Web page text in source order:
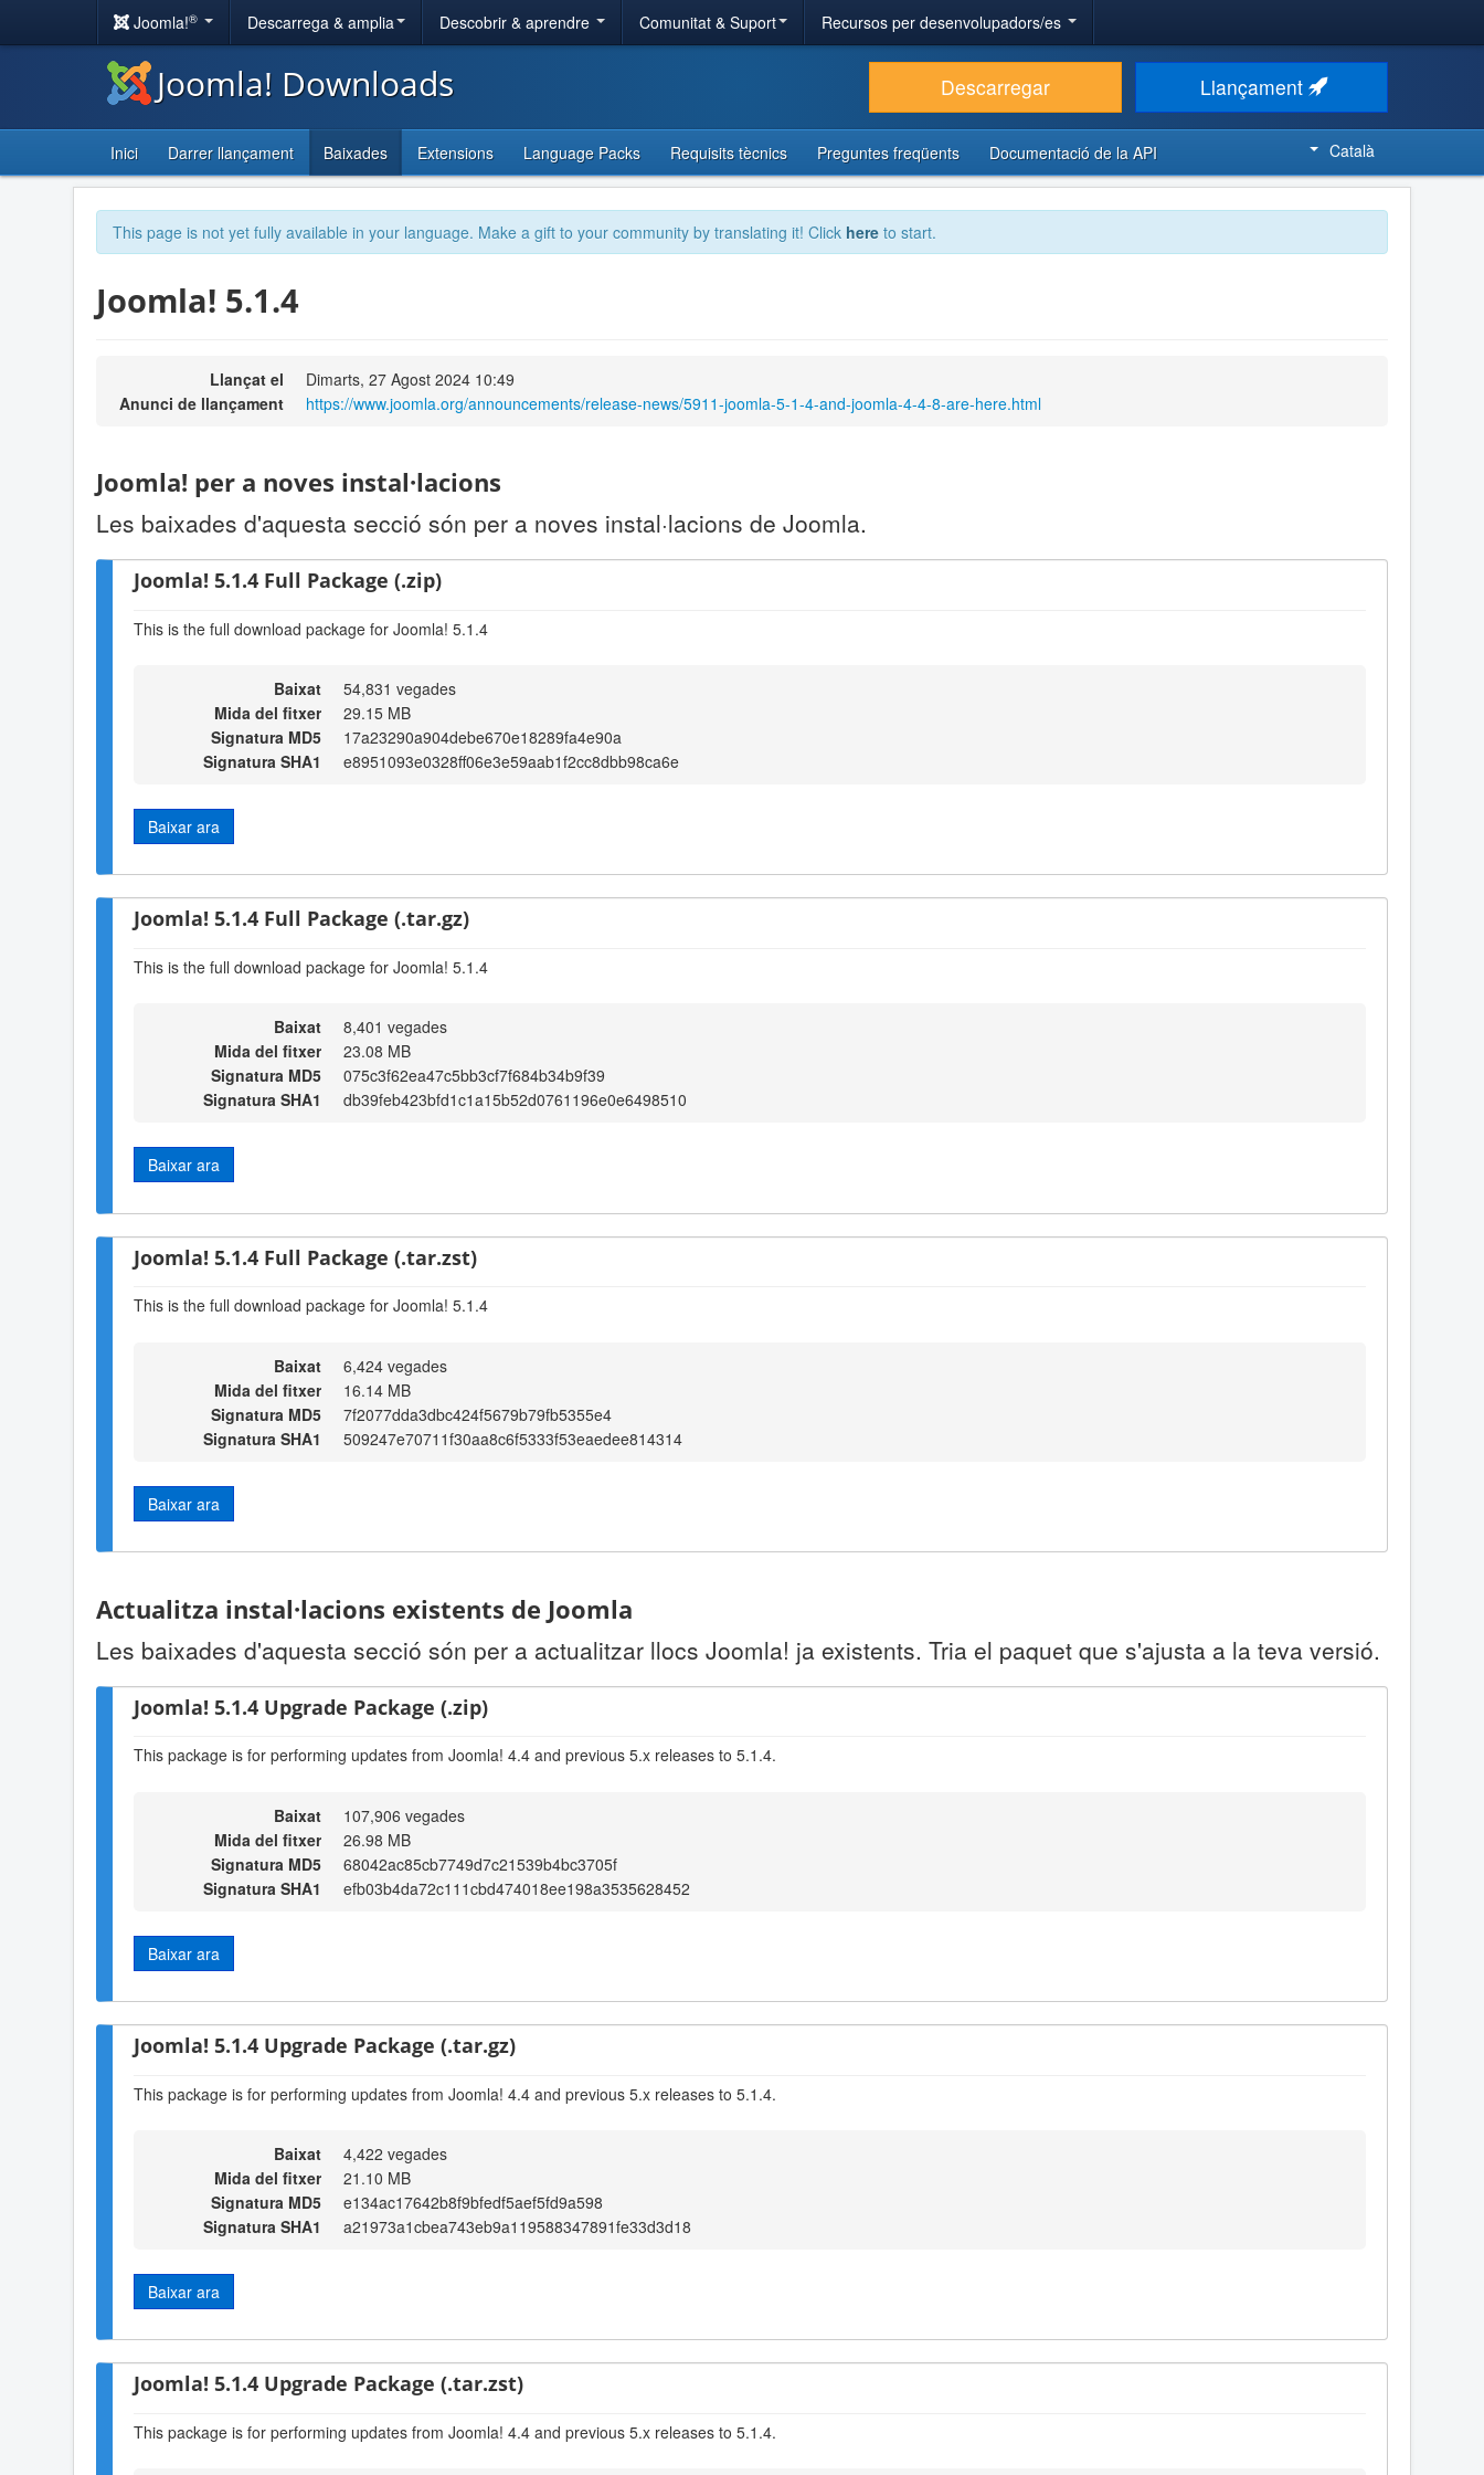
Joomla!® Descarrega & amplia Descobrir & aprendre Comunitat & Suport Recursos per desenvolupadors/es
Joomla! Downloads Descarregar Llançament
Inici Darrer llançament Baixades Extensions Language Packs Requisits tècnics Preguntes freqüents Documentació de la API Català
This page is not yet fully available in your language. Make a gift to your community by translating it! Click here to start.
Joomla! 5.1.4
Llançat el
Dimarts, 27 Agost 2024 10:49
Anunci de llançament
https://www.joomla.org/announcements/release-news/5911-joomla-5-1-4-and-joomla-4-4-8-are-here.html
Joomla! per a noves instal·lacions
Les baixades d'aquesta secció són per a noves instal·lacions de Joomla.
Joomla! 5.1.4 Full Package (.zip)
This is the full download package for Joomla! 5.1.4
Baixat
54,831 vegades
Mida del fitxer
29.15 MB
Signatura MD5
17a23290a904debe670e18289fa4e90a
Signatura SHA1
e8951093e0328ff06e3e59aab1f2cc8dbb98ca6e
Baixar ara
Joomla! 5.1.4 Full Package (.tar.gz)
This is the full download package for Joomla! 5.1.4
Baixat
8,401 vegades
Mida del fitxer
23.08 MB
Signatura MD5
075c3f62ea47c5bb3cf7f684b34b9f39
Signatura SHA1
db39feb423bfd1c1a15b52d0761196e0e6498510
Baixar ara
Joomla! 5.1.4 Full Package (.tar.zst)
This is the full download package for Joomla! 5.1.4
Baixat
6,424 vegades
Mida del fitxer
16.14 MB
Signatura MD5
7f2077dda3dbc424f5679b79fb5355e4
Signatura SHA1
509247e70711f30aa8c6f5333f53eaedee814314
Baixar ara
Actualitza instal·lacions existents de Joomla
Les baixades d'aquesta secció són per a actualitzar llocs Joomla! ja existents. Tria el paquet que s'ajusta a la teva versió.
Joomla! 5.1.4 Upgrade Package (.zip)
This package is for performing updates from Joomla! 4.4 and previous 5.x releases to 5.1.4.
Baixat
107,906 vegades
Mida del fitxer
26.98 MB
Signatura MD5
68042ac85cb7749d7c21539b4bc3705f
Signatura SHA1
efb03b4da72c111cbd474018ee198a3535628452
Baixar ara
Joomla! 5.1.4 Upgrade Package (.tar.gz)
This package is for performing updates from Joomla! 4.4 and previous 5.x releases to 5.1.4.
Baixat
4,422 vegades
Mida del fitxer
21.10 MB
Signatura MD5
e134ac17642b8f9bfedf5aef5fd9a598
Signatura SHA1
a21973a1cbea743eb9a119588347891fe33d3d18
Baixar ara
Joomla! 5.1.4 Upgrade Package (.tar.zst)
This package is for performing updates from Joomla! 4.4 and previous 5.x releases to 5.1.4.